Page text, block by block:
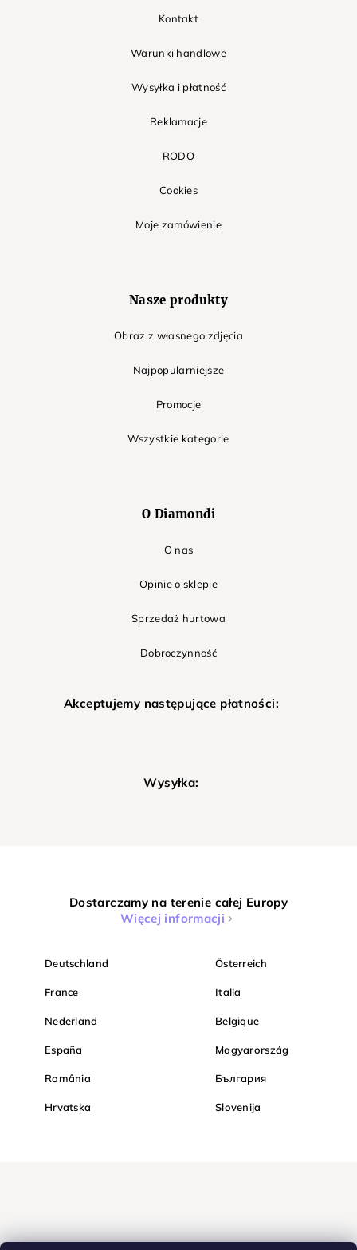
Kontakt
Warunki handlowe
Wysyłka i płatność
Reklamacje
RODO
Cookies
Moje zamówienie
Nasze produkty
Obraz z własnego zdjęcia
Najpopularniejsze
Promocje
Wszystkie kategorie
O Diamondi
O nas
Opinie o sklepie
Sprzedaż hurtowa
Dobroczynność
Akceptujemy następujące płatności:
Wysyłka:
Dostarczamy na terenie całej Europy
Więcej informacji
Deutschland Österreich
France Italia
Nederland Belgique
España Magyarország
România България
Hrvatska Slovenija